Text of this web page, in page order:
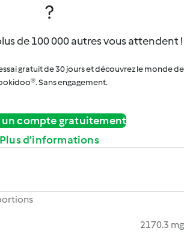
?
de 100 000 autres vous attendent !
gratuit de 30 jours et découvrez le monde de
Sans engagement.
un compte gratuitement
Plus d’informations
2170.3 mg